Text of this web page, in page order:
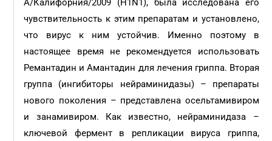
А/Калифорния/2009 (H1N1), была исследована его
чувствительность к этим препаратам и установлено,
что вирус к ним устойчив. Именно поэтому в
настоящее время не рекомендуется использовать
Ремантадин и Амантадин для лечения гриппа. Вторая
группа (ингибиторы нейраминидазы) – препараты
нового поколения – представлена осельтамивиром
и занамивиром. Как известно, нейраминидаза –
ключевой фермент в репликации вируса гриппа,